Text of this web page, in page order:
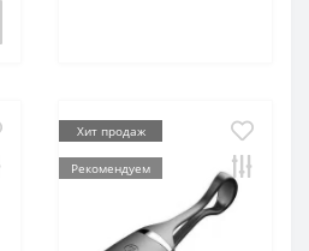
Хит продаж
Рекомендуем